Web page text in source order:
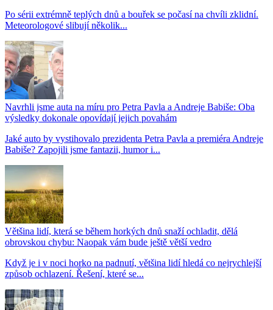
Po sérii extrémně teplých dnů a bouřek se počasí na chvíli zklidní.
Meteorologové slibují několik...
Navrhli jsme auta na míru pro Petra Pavla a Andreje Babiše: Oba
výsledky dokonale opovídají jejich povahám
Jaké auto by vystihovalo prezidenta Petra Pavla a premiéra Andreje
Babiše? Zapojili jsme fantazii, humor i...
Většina lidí, která se během horkých dnů snaží ochladit, dělá
obrovskou chybu: Naopak vám bude ještě větší vedro
Když je i v noci horko na padnutí, většina lidí hledá co nejrychlejší
způsob ochlazení. Řešení, které se...